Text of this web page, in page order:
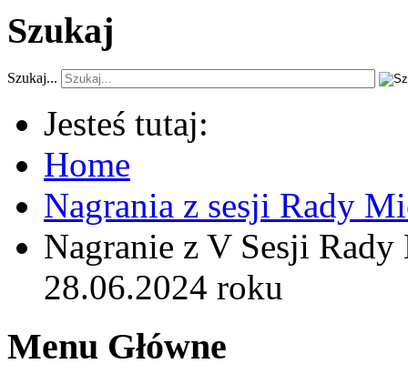
Szukaj
Szukaj...
Jesteś tutaj:
Home
Nagrania z sesji Rady
Nagranie z V Sesji
28.06.2024 roku
Menu Główne